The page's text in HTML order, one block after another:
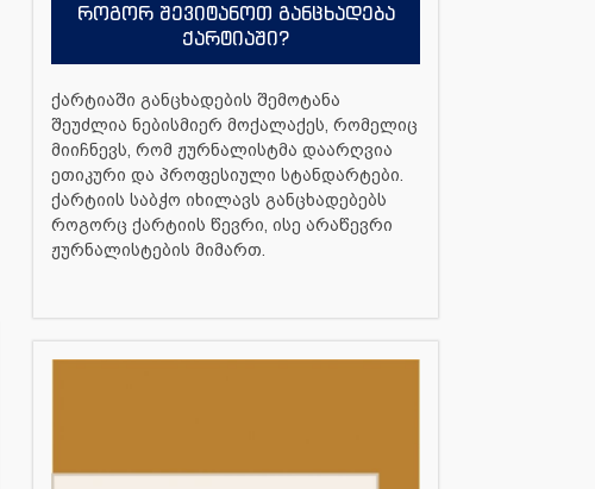
როგორ შევიტანოთ განცხადება
ქარტიაში?
ქარტიაში განცხადების შემოტანა
შეუძლია ნებისმიერ მოქალაქეს, რომელიც
მიიჩნევს, რომ ჟურნალისტმა დაარღვია
ეთიკური და პროფესიული სტანდარტები.
ქარტიის საბჭო იხილავს განცხადებებს
როგორც ქარტიის წევრი, ისე არაწევრი
ჟურნალისტების მიმართ.